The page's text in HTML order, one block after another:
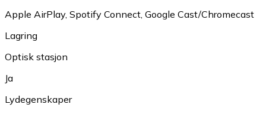
Apple AirPlay, Spotify Connect, Google Cast/Chromecast
Lagring
Optisk stasjon
Ja
Lydegenskaper